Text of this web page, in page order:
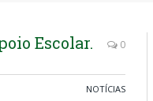
Escolar. 0
NOTÍCIAS